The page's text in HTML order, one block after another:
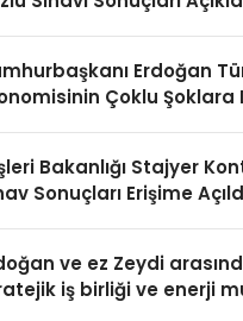
Erdoğan
Çoklu Şoklara
Bakanlığı Stajyer
Sonuçları Erişime
ve ez Zeydi
iş birliği ve enerji